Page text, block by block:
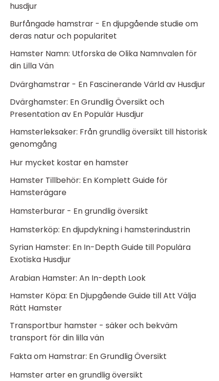
husdjur
Burfångade hamstrar - En djupgående studie om
deras natur och popularitet
Hamster Namn: Utforska de Olika Namnvalen för
din Lilla Vän
Dvärghamstrar - En Fascinerande Värld av Husdjur
Dvärghamster: En Grundlig Översikt och
Presentation av En Populär Husdjur
Hamsterleksaker: Från grundlig översikt till historisk
genomgång
Hur mycket kostar en hamster
Hamster Tillbehör: En Komplett Guide för
Hamsterägare
Hamsterburar - En grundlig översikt
Hamsterköp: En djupdykning i hamsterindustrin
Syrian Hamster: En In-Depth Guide till Populära
Exotiska Husdjur
Arabian Hamster: An In-depth Look
Hamster Köpa: En Djupgående Guide till Att Välja
Rätt Hamster
Transportbur hamster - säker och bekväm
transport för din lilla vän
Fakta om Hamstrar: En Grundlig Översikt
Hamster arter en grundlig översikt